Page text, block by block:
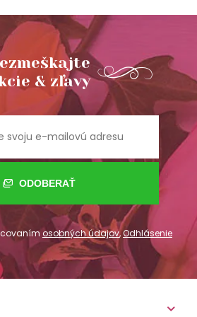
& zľavy
ODOBERAŤ
osobných údajov,Odhlásenie